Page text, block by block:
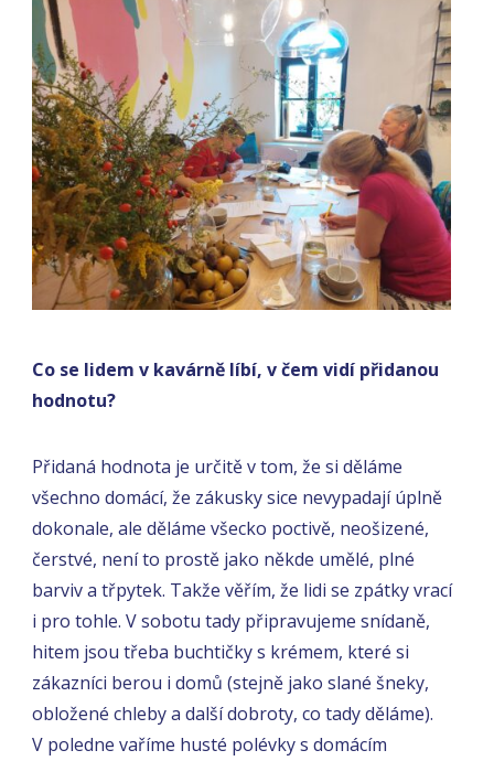
Co se lidem v kavárně líbí, v čem vidí přidanou
hodnotu?
Přidaná hodnota je určitě v tom, že si děláme
všechno domácí, že zákusky sice nevypadají úplně
dokonale, ale děláme všecko poctivě, neošizené,
čerstvé, není to prostě jako někde umělé, plné
barviv a třpytek. Takže věřím, že lidi se zpátky vrací
i pro tohle. V sobotu tady připravujeme snídaně,
hitem jsou třeba buchtičky s krémem, které si
zákazníci berou i domů (stejně jako slané šneky,
obložené chleby a další dobroty, co tady děláme).
V poledne vaříme husté polévky s domácím